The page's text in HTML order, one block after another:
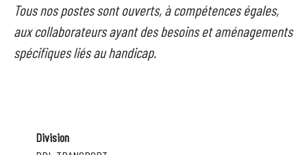
Tous nos postes sont ouverts, à compétences égales,
aux collaborateurs ayant des besoins et aménagements
spécifiques liés au handicap.
Division